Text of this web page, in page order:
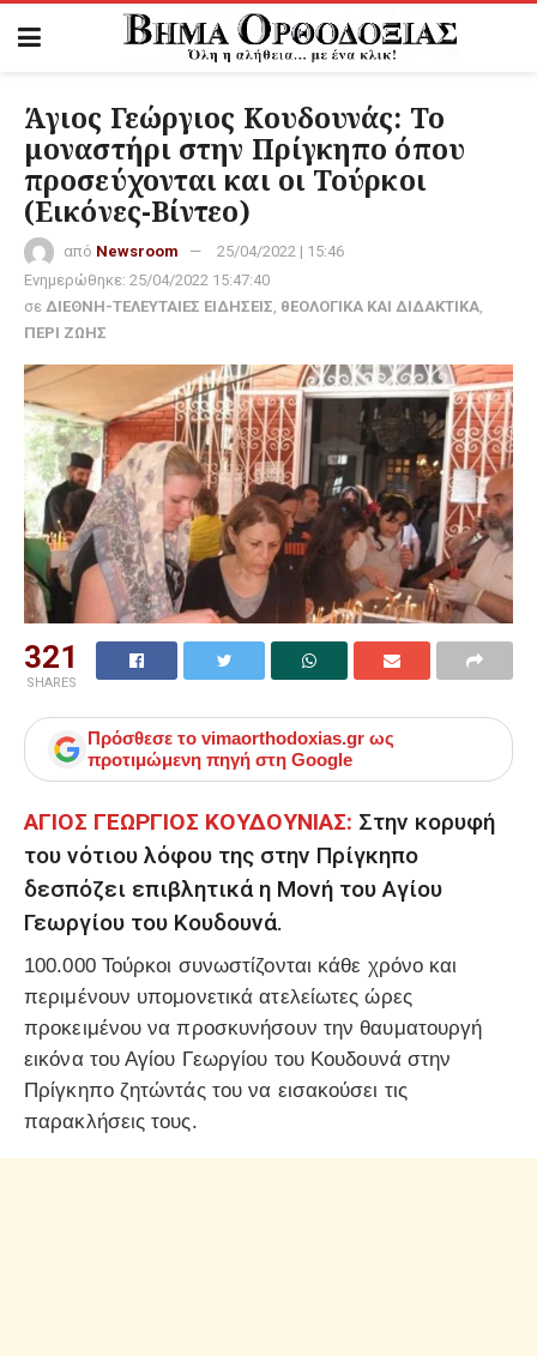
Άγιος Γεώργιος Κουδουνάς: Το
μοναστήρι στην Πρίγκηπο όπου
προσεύχονται και οι Τούρκοι
(Εικόνες-Βίντεο)
από Newsroom
25/04/2022 | 15:46
Ενημερώθηκε: 25/04/2022 15:47:40
σε ΔΙΕΘΝΗ-ΤΕΛΕΥΤΑΙΕΣ ΕΙΔΗΣΕΙΣ, θΕΟΛΟΓΙΚΑ ΚΑΙ ΔΙΔΑΚΤΙΚΑ,
ΠΕΡΙ ΖΩΗΣ
321
SHARES
Πρόσθεσε το vimaorthodoxias.gr ως
προτιμώμενη πηγή στη Google
ΑΓΙΟΣ ΓΕΩΡΓΙΟΣ ΚΟΥΔΟΥΝΙΑΣ: Στην κορυφή
του νότιου λόφου της στην Πρίγκηπο
δεσπόζει επιβλητικά η Μονή του Αγίου
Γεωργίου του Κουδουνά.
100.000 Τούρκοι συνωστίζονται κάθε χρόνο και
περιμένουν υπομονετικά ατελείωτες ώρες
προκειμένου να προσκυνήσουν την θαυματουργή
εικόνα του Αγίου Γεωργίου του Κουδουνά στην
Πρίγκηπο ζητώντάς του να εισακούσει τις
παρακλήσεις τους.